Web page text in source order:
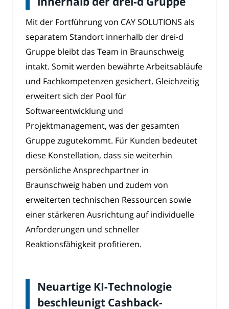
Mit der Fortführung von CAY SOLUTIONS als
separatem Standort innerhalb der drei-d
Gruppe bleibt das Team in Braunschweig
intakt. Somit werden bewährte Arbeitsabläufe
und Fachkompetenzen gesichert. Gleichzeitig
erweitert sich der Pool für
Softwareentwicklung und
Projektmanagement, was der gesamten
Gruppe zugutekommt. Für Kunden bedeutet
diese Konstellation, dass sie weiterhin
persönliche Ansprechpartner in
Braunschweig haben und zudem von
erweiterten technischen Ressourcen sowie
einer stärkeren Ausrichtung auf individuelle
Anforderungen und schneller
Reaktionsfähigkeit profitieren.
Neuartige KI-Technologie
beschleunigt Cashback-